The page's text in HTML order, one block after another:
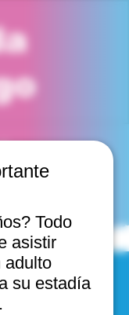
Todo
asistir
adulto
su estadía